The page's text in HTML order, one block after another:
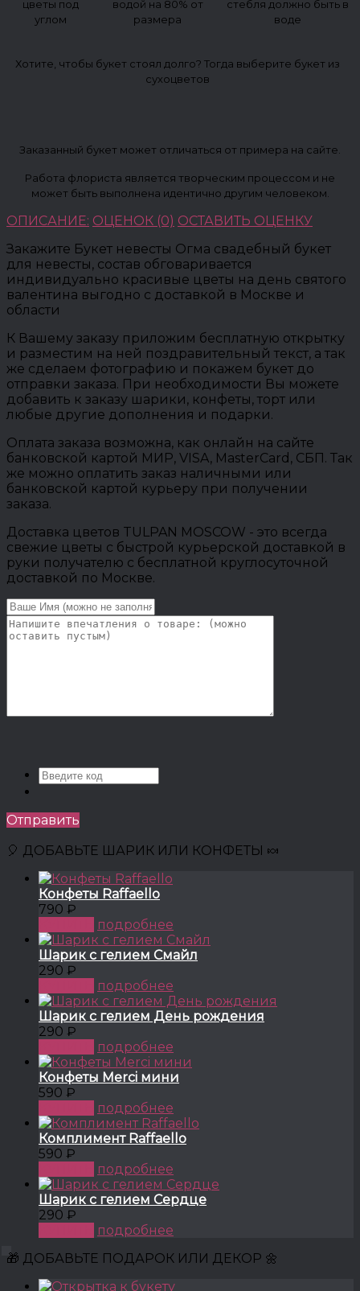
цветы под
углом
водой на 80% от
размера
стебля должно быть в
воде
Хотите, чтобы букет стоял долго? Тогда выберите букет из
сухоцветов
Заказанный букет может отличаться от примера на сайте.
Работа флориста является творческим процессом и не
может быть выполнена идентично другим человеком.
ОПИСАНИЕ: ОЦЕНОК (0) ОСТАВИТЬ ОЦЕНКУ
Закажите Букет невесты Огма свадебный букет
для невесты, состав обговаривается
индивидуально красивые цветы на день святого
валентина выгодно с доставкой в Москве и
области
К Вашему заказу приложим бесплатную открытку
и разместим на ней поздравительный текст, а так
же сделаем фотографию и покажем букет до
отправки заказа. При необходимости Вы можете
добавить к заказу шарики, конфеты, торт или
любые другие дополнения и подарки.
Оплата заказа возможна, как онлайн на сайте
банковской картой МИР, VISA, MasterCard, СБП. Так
же можно оплатить заказ наличными или
банковской картой курьеру при получении
заказа.
Доставка цветов TULPAN MOSCOW - это всегда
свежие цветы с быстрой курьерской доставкой в
руки получателю с бесплатной круглосуточной
доставкой по Москве.
Отправить
🎈 ДОБАВЬТЕ ШАРИК ИЛИ КОНФЕТЫ 🍬
Конфеты Raffaello
790 ₽
подробнее
Шарик с гелием Смайл
290 ₽
подробнее
Шарик с гелием День рождения
290 ₽
подробнее
Конфеты Merci мини
590 ₽
подробнее
Комплимент Raffaello
590 ₽
подробнее
Шарик с гелием Сердце
290 ₽
подробнее
🎁 ДОБАВЬТЕ ПОДАРОК ИЛИ ДЕКОР 🌼